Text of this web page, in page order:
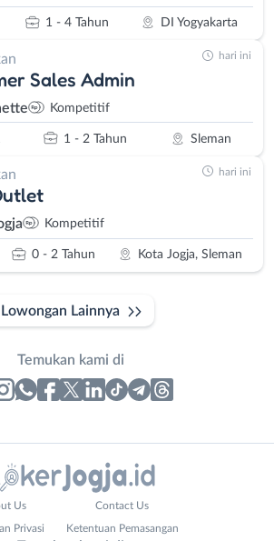
1 - 4 Tahun DI Yogyakarta
Sales Admin
Kompetitif
1 - 2 Tahun Sleman
hari ini
Kompetitif
0 - 2 Tahun Kota Jogja, Sleman
hari ini
Lowongan Lainnya
Temukan kami di
Us Contact Us
Privasi Ketentuan Pemasangan